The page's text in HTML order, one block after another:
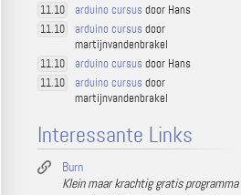
11.10 arduino cursus door Hans
11.10 arduino cursus door
martijnvandenbrakel
11.10 arduino cursus door Hans
11.10 arduino cursus door
martijnvandenbrakel
Interessante Links
Burn
Klein maar krachtig gratis programma